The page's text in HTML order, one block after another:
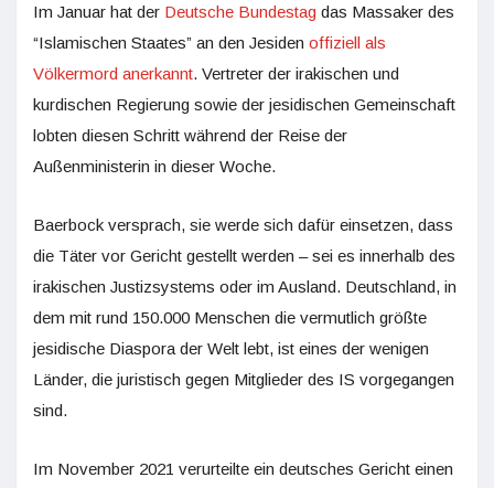
Im Januar hat der Deutsche Bundestag das Massaker des
“Islamischen Staates” an den Jesiden offiziell als
Völkermord anerkannt. Vertreter der irakischen und
kurdischen Regierung sowie der jesidischen Gemeinschaft
lobten diesen Schritt während der Reise der
Außenministerin in dieser Woche.
Baerbock versprach, sie werde sich dafür einsetzen, dass
die Täter vor Gericht gestellt werden – sei es innerhalb des
irakischen Justizsystems oder im Ausland. Deutschland, in
dem mit rund 150.000 Menschen die vermutlich größte
jesidische Diaspora der Welt lebt, ist eines der wenigen
Länder, die juristisch gegen Mitglieder des IS vorgegangen
sind.
Im November 2021 verurteilte ein deutsches Gericht einen